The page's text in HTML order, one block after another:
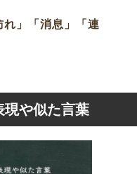
れ」 「消息」
「連
現や似た言葉